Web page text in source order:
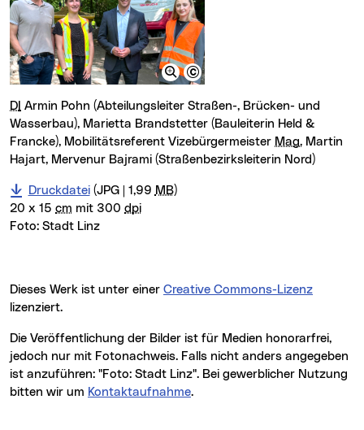
Armin Pohn (Abteilungsleiter Straßen-, Brücken- und
Wasserbau), Marietta Brandstetter (Bauleiterin Held &
Francke), Mobilitätsreferent Vizebürgermeister Mag. Martin
Hajart, Mervenur Bajrami (Straßenbezirksleiterin Nord)
Druckdatei(JPG | 1,99 MB)
20 x 15 cm mit 300 dpi
Foto: Stadt Linz
Dieses Werk ist unter einer Creative Commons-Lizenz
lizenziert.
Die Veröffentlichung der Bilder ist für Medien honorarfrei,
jedoch nur mit Fotonachweis. Falls nicht anders angegeben
ist anzuführen: "Foto: Stadt Linz". Bei gewerblicher Nutzung
bitten wir um Kontaktaufnahme.